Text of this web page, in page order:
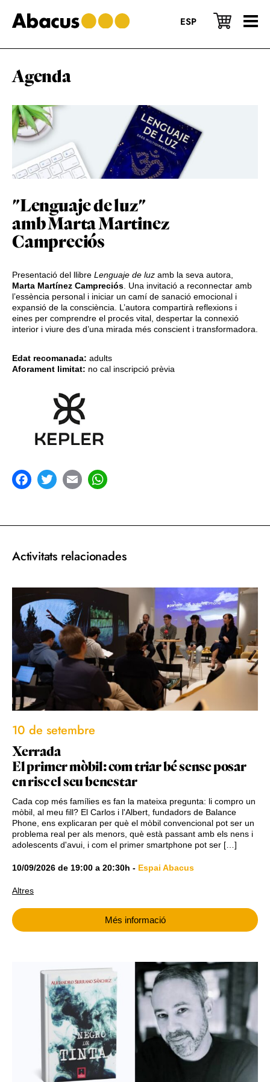
to
main
to
primary
to
footer
ESP
Agenda
"Lenguaje de luz"
amb Marta Martinez
Campreciós
Presentació del llibre Lenguaje de luz amb la seva autora,
Marta Martínez Campreciós. Una invitació a reconnectar amb
l’essència personal i iniciar un camí de sanació emocional i
expansió de la consciència. L’autora compartirà reflexions i
eines per comprendre el procés vital, despertar la connexió
interior i viure des d’una mirada més conscient i transformadora.
Edat recomanada: adults
Aforament limitat: no cal inscripció prèvia
Activitats relacionades
10 de setembre
Xerrada
El primer mòbil: com triar bé sense posar
en risc el seu benestar
Cada cop més famílies es fan la mateixa pregunta: li compro un
mòbil, al meu fill? El Carlos i l'Albert, fundadors de Balance
Phone, ens explicaran per què el mòbil convencional pot ser un
problema real per als menors, què està passant amb els nens i
adolescents d'avui, i com el primer smartphone pot ser […]
10/09/2026 de 19:00 a 20:30h - Espai Abacus
Altres
Més informació